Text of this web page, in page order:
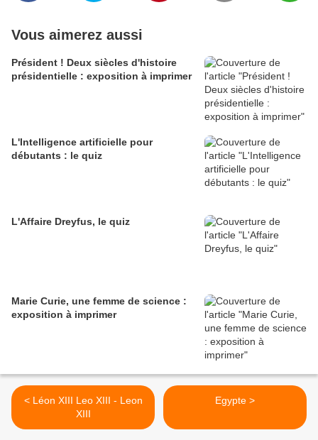
Vous aimerez aussi
Président ! Deux siècles d'histoire
présidentielle : exposition à imprimer
L'Intelligence artificielle pour
débutants : le quiz
L'Affaire Dreyfus, le quiz
Marie Curie, une femme de science :
exposition à imprimer
< Léon XIII Leo XIII - Leon
XIII
Egypte >